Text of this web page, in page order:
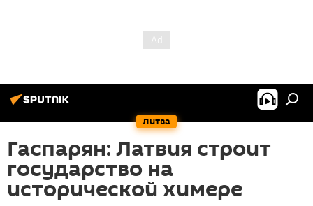
Литва
Гаспарян: Латвия строит
государство на
исторической химере